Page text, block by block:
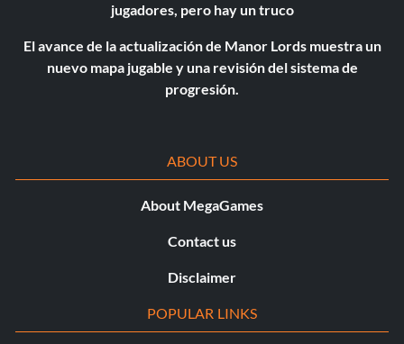
jugadores, pero hay un truco
El avance de la actualización de Manor Lords muestra un
nuevo mapa jugable y una revisión del sistema de
progresión.
ABOUT US
About MegaGames
Contact us
Disclaimer
POPULAR LINKS